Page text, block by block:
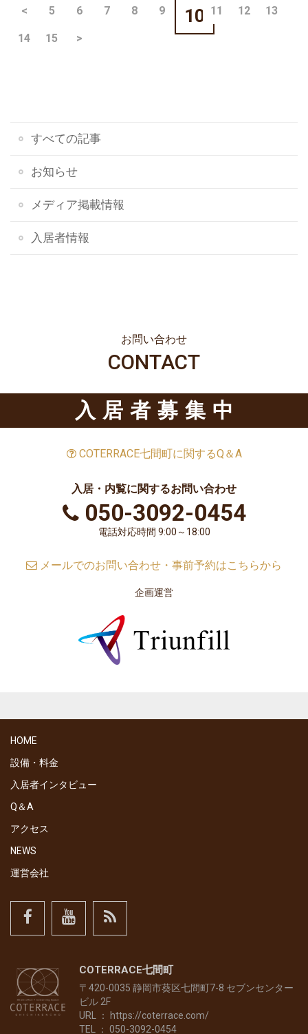
< 5 6 7 8 9 10 11 12 13
14 15 >
すべての記事
お知らせ
メディア掲載情報
入居者情報
お問い合わせ
CONTACT
入居者募集中
COTERRACE七間町に関するQ＆A
入居・内覧に関するお問い合わせ
050-3092-0454
電話対応時間 9:00～18:00
メールでのお問い合わせ・事前予約はこちらから
企画運営
HOME
設備・料金
入居者インタビュー
Q＆A
アクセス
NEWS
運営会社
COTERRACE七間町
〒420-0035 静岡市葵区七間町7-8 セブンセンター
ビル 2F
URL ：
https://coterrace.com/
TEL ： 050-3092-0454